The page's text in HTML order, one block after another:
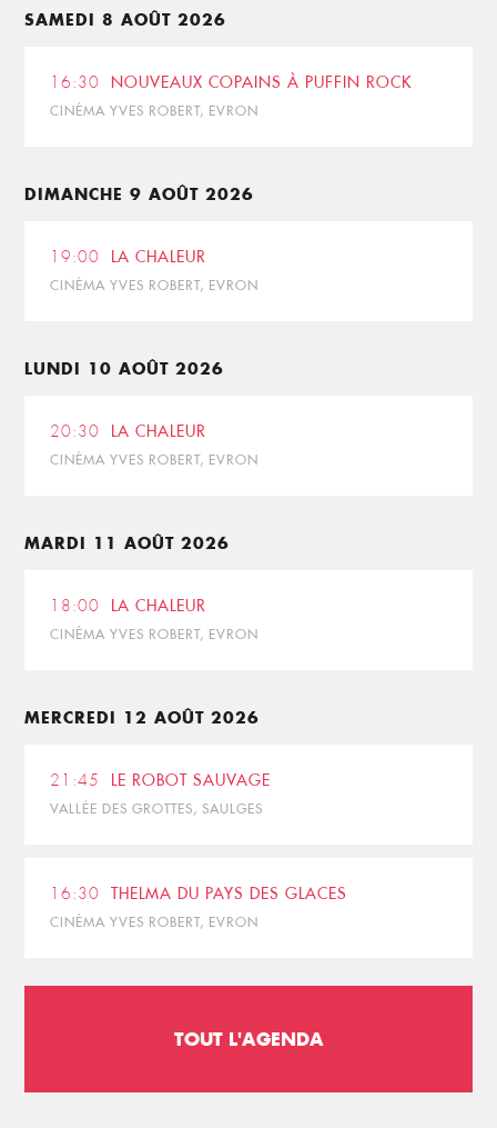
SAMEDI 8 AOÛT 2026
16:30 NOUVEAUX COPAINS À PUFFIN ROCK
CINÉMA YVES ROBERT, EVRON
DIMANCHE 9 AOÛT 2026
19:00 LA CHALEUR
CINÉMA YVES ROBERT, EVRON
LUNDI 10 AOÛT 2026
20:30 LA CHALEUR
CINÉMA YVES ROBERT, EVRON
MARDI 11 AOÛT 2026
18:00 LA CHALEUR
CINÉMA YVES ROBERT, EVRON
MERCREDI 12 AOÛT 2026
21:45 LE ROBOT SAUVAGE
VALLÉE DES GROTTES, SAULGES
16:30 THELMA DU PAYS DES GLACES
CINÉMA YVES ROBERT, EVRON
TOUT L'AGENDA